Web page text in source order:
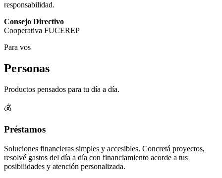
responsabilidad.
Consejo Directivo
Cooperativa FUCEREP
Para vos
Personas
Productos pensados para tu día a día.
💰
Préstamos
Soluciones financieras simples y accesibles. Concretá proyectos,
resolvé gastos del día a día con financiamiento acorde a tus
posibilidades y atención personalizada.